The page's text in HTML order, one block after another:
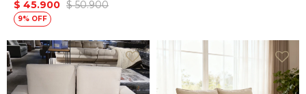
Eucaliptus | Cama Auxiliar
Incluida
$ 45.900 $ 50.900
9